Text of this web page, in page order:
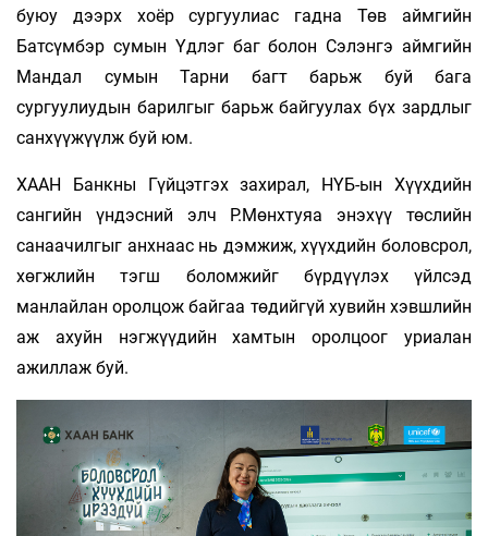
буюу дээрх хоёр сургуулиас гадна Төв аймгийн
Батсүмбэр сумын Үдлэг баг болон Сэлэнгэ аймгийн
Мандал сумын Тарни багт барьж буй бага
сургуулиудын барилгыг барьж байгуулах бүх зардлыг
санхүүжүүлж буй юм.
ХААН Банкны Гүйцэтгэх захирал, НҮБ-ын Хүүхдийн
сангийн үндэсний элч Р.Мөнхтуяа энэхүү төслийн
санаачилгыг анхнаас нь дэмжиж, хүүхдийн боловсрол,
хөгжлийн тэгш боломжийг бүрдүүлэх үйлсэд
манлайлан оролцож байгаа төдийгүй хувийн хэвшлийн
аж ахуйн нэгжүүдийн хамтын оролцоог уриалан
ажиллаж буй.